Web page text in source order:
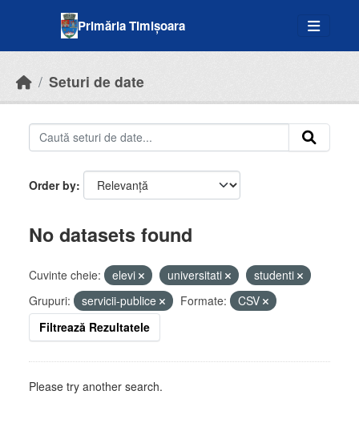
Primăria Timișoara
Seturi de date
Order by
No datasets found
Cuvinte cheie: elevi universitati
studenti
Grupuri:
servicii-publice Formate:
CSV
Filtrează Rezultatele
Please try another search.